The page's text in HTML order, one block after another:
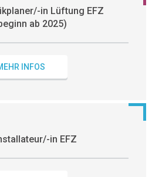
in Lüftung EFZ
ab 2025)
INFOS
in EFZ